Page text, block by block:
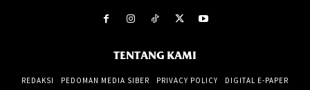
TENTANG KAMI
REDAKSI PEDOMAN MEDIA SIBER PRIVACY POLICY DIGITAL E-PAPER